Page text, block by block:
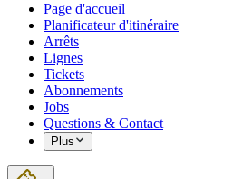
Page d'accueil
Planificateur d'itinéraire
Arrêts
Lignes
Tickets
Abonnements
Jobs
Questions & Contact
Plus